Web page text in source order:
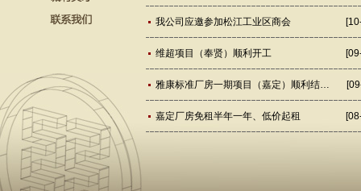
我公司应邀参加松江工业区商会
维超项目（奉贤）顺利开工
雅康标准厂房一期项目（嘉定）顺利结…
嘉定厂房免租半年一年、低价起租